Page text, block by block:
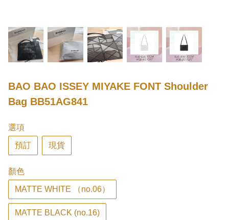
BAO BAO ISSEY MIYAKE FONT Shoulder
Bag BB51AG841
選項
預訂 現貨
顏色
MATTE WHITE （no.06）
MATTE BLACK (no.16)